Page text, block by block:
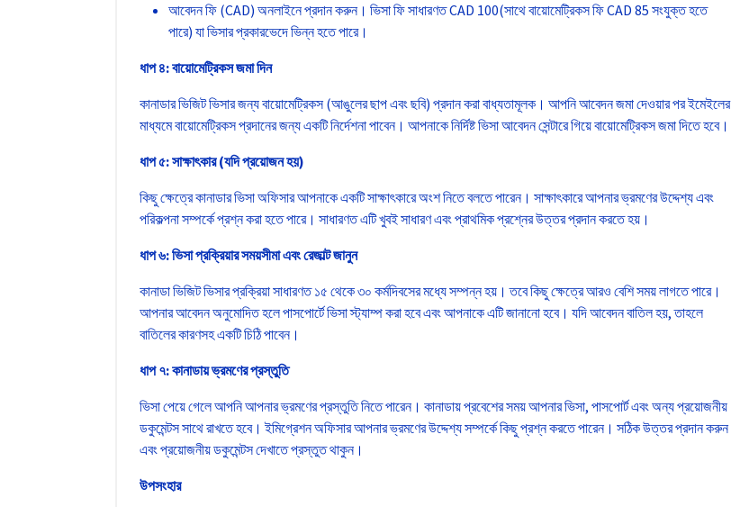
আবেদন ফি (CAD) অনলাইনে প্রদান করুন। ভিসা ফি সাধারণত CAD 100(সাথে বায়োমেট্রিকস ফি CAD 85 সংযুক্ত হতে
পারে) যা ভিসার প্রকারভেদে ভিন্ন হতে পারে।
ধাপ ৪: বায়োমেট্রিকস জমা দিন
কানাডার ভিজিট ভিসার জন্য বায়োমেট্রিকস (আঙুলের ছাপ এবং ছবি) প্রদান করা বাধ্যতামূলক। আপনি আবেদন জমা দেওয়ার পর ইমেইলের
মাধ্যমে বায়োমেট্রিকস প্রদানের জন্য একটি নির্দেশনা পাবেন। আপনাকে নির্দিষ্ট ভিসা আবেদন সেন্টারে গিয়ে বায়োমেট্রিকস জমা দিতে হবে।
ধাপ ৫: সাক্ষাৎকার (যদি প্রয়োজন হয়)
কিছু ক্ষেত্রে কানাডার ভিসা অফিসার আপনাকে একটি সাক্ষাৎকারে অংশ নিতে বলতে পারেন। সাক্ষাৎকারে আপনার ভ্রমণের উদ্দেশ্য এবং
পরিকল্পনা সম্পর্কে প্রশ্ন করা হতে পারে। সাধারণত এটি খুবই সাধারণ এবং প্রাথমিক প্রশ্নের উত্তর প্রদান করতে হয়।
ধাপ ৬: ভিসা প্রক্রিয়ার সময়সীমা এবং রেজাল্ট জানুন
কানাডা ভিজিট ভিসার প্রক্রিয়া সাধারণত ১৫ থেকে ৩০ কর্মদিবসের মধ্যে সম্পন্ন হয়। তবে কিছু ক্ষেত্রে আরও বেশি সময় লাগতে পারে।
আপনার আবেদন অনুমোদিত হলে পাসপোর্টে ভিসা স্ট্যাম্প করা হবে এবং আপনাকে এটি জানানো হবে। যদি আবেদন বাতিল হয়, তাহলে
বাতিলের কারণসহ একটি চিঠি পাবেন।
ধাপ ৭: কানাডায় ভ্রমণের প্রস্তুতি
ভিসা পেয়ে গেলে আপনি আপনার ভ্রমণের প্রস্তুতি নিতে পারেন। কানাডায় প্রবেশের সময় আপনার ভিসা, পাসপোর্ট এবং অন্য প্রয়োজনীয়
ডকুমেন্টস সাথে রাখতে হবে। ইমিগ্রেশন অফিসার আপনার ভ্রমণের উদ্দেশ্য সম্পর্কে কিছু প্রশ্ন করতে পারেন। সঠিক উত্তর প্রদান করুন
এবং প্রয়োজনীয় ডকুমেন্টস দেখাতে প্রস্তুত থাকুন।
উপসংহার